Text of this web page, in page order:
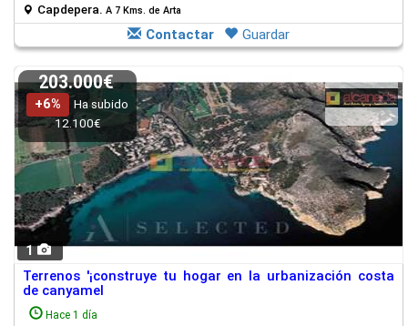
Capdepera. A 7 Kms. de Arta
Contactar Guardar
1
203.000€
+6%
Ha subido
12.100€
Terrenos '¡construye tu hogar en la urbanización costa
de canyamel
Hace 1 día